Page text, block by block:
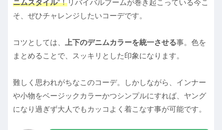
ニムスタイル”！リバイバルブームが巻き起こっている今こ
そ、ぜひチャレンジしたいコーデです。
コツとしては、 上下のデニムカラーを統一させる事。色を
まとめることで、スッキリとした印象になります。
難しく思われがちなこのコーデ。しかしながら、インナー
や小物をベージックカラーかつシンプルにすれば、ヤング
になり過ぎず大人でもカッコよく着こなす事が可能です。